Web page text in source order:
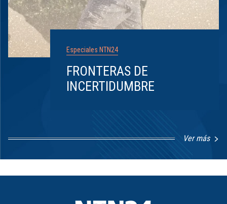
Especiales NTN24
FRONTERAS DE
INCERTIDUMBRE
Ver más
1
8